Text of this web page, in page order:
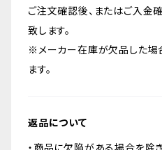
ご注文確認後、またはご入金
致します。
※メーカー在庫が欠品した場
ます。
返品について
・商品に欠陥がある場合を除